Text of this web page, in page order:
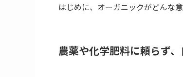
はじめに、オーガニックがどんな
農薬や化学肥料に頼らず